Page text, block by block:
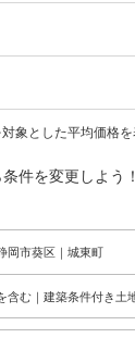
象とした平均価格を
条件を変更しよう！
岡市葵区｜城東町